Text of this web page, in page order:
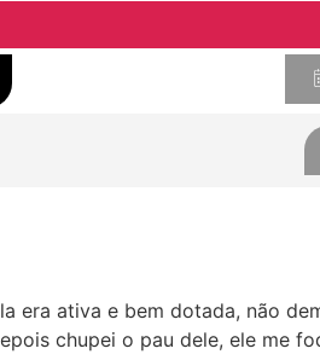
era ativa e bem dotada, não
chupei o pau dele, ele me